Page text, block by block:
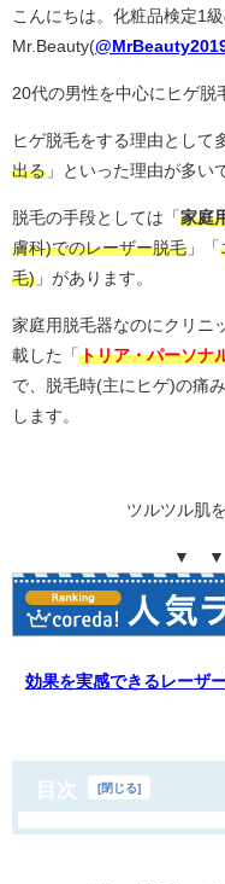
こんにちは。化粧品検定1
Mr.Beauty(
20代の男性を中心にヒゲ脱
ヒゲ脱毛をする理由として
出る 」といった理由が多い
脱毛の手段としては「家庭
膚科)でのレーザー脱毛 」「
毛) 」があります。
家庭用脱毛器なのにクリニ
載した「トリア・パーソナ
で、脱毛時(主にヒゲ)の痛
します。
ツルツル肌
▼ ▼
効果を実感できるレーザ
目次 [閉じる]